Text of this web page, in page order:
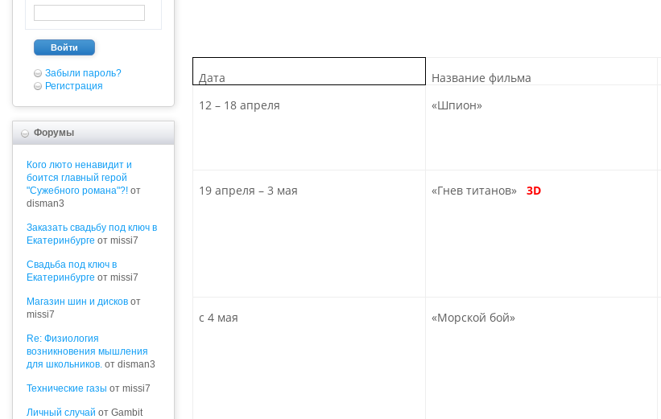
Войти
Забыли пароль?
Регистрация
Форумы
Кого люто ненавидит и
боится главный герой
"Сужебного романа"?! от
disman3
Заказать свадьбу под ключ в
Екатеринбурге от missi7
Cвадьба под ключ в
Екатеринбурге от missi7
Магазин шин и дисков от
missi7
Re: Физиология
возникновения мышления
для школьников. от disman3
Технические газы от missi7
Личный случай от Gambit
Дата Название фильма
12 – 18апреля «Шпион»
19 апреля – 3 мая «Гнев титанов» 3D
с 4 мая «Морской бой»